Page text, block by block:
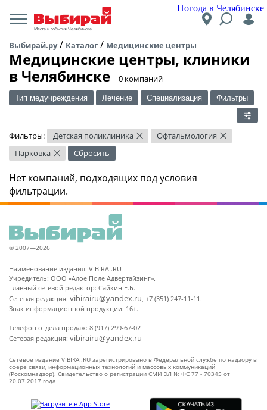
Погода в Челябинске
Места и события Челябинска
Выбирай.ру/ Каталог / Медицинские центры
Медицинские центры, клиники
в Челябинске
​0 компаний
Тип медучреждения Лечение Специализация Фильтры
Фильтры: Детская поликлиника × Офтальмология ×
Парковка × Сбросить
Нет компаний, подходящих под условия
фильтрации.
© 2007—2026
Наименование издания: VIBIRAI.RU
Учредитель: ООО «Алое Поле Адвертайзинг».
Главный сетевой редактор: Сайкин Е.Б.
Сетевая редакция: vibirairu@yandex.ru, +7 (351) 247-11-11.
Знак информационной продукции: 16+.
Телефон отдела продаж: 8 (917) 299-67-02
Сетевая редакция: vibirairu@yandex.ru
Сетевое издание VIBIRAI.RU зарегистрировано в Федеральной службе по надзору в
сфере связи, информационных технологий и массовых коммуникаций
(Роскомнадзор). Свидетельство о регистрации СМИ ЭЛ № ФС 77 - 70345 от
20.07.2017 года